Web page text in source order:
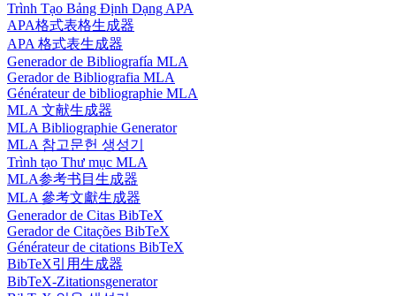
Trình Tạo Bảng Định Dạng APA
APA格式表格生成器
APA 格式表生成器
Generador de Bibliografía MLA
Gerador de Bibliografia MLA
Générateur de bibliographie MLA
MLA 文献生成器
MLA Bibliographie Generator
MLA 참고문헌 생성기
Trình tạo Thư mục MLA
MLA参考书目生成器
MLA 參考文獻生成器
Generador de Citas BibTeX
Gerador de Citações BibTeX
Générateur de citations BibTeX
BibTeX引用生成器
BibTeX-Zitationsgenerator